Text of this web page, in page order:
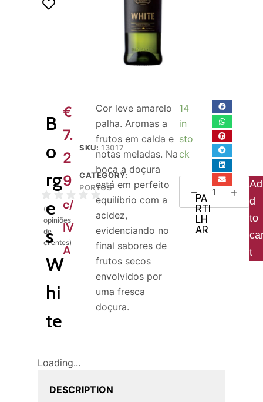
(0
opiniões
de
clientes)
B
o
rg
e
s
W
hi
te
€
7.
2
9
c/
IV
A
SKU:13017
CATEGORY:
PORTOS
Cor leve amarelo
palha. Aromas a
frutos em calda e
notas meladas. Na
boca a doçura
está em perfeito
equilíbrio com a
acidez,
evidenciando no
final sabores de
frutos secos
envolvidos por
uma fresca
doçura.
14
in
sto
ck
Ad
d
to
t
PA
RTI
LH
AR
Loading...
DESCRIPTION